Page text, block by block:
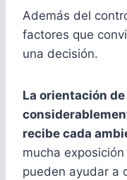
Además del
factores que
una decisión.
La orientación
recibe cada
mucha
pueden ayudar a